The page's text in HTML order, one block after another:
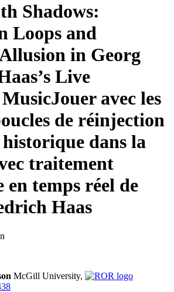
Shadows:
Loops and
in Georg
Live
Jouer avec les
de réinjection
dans la
traitement
temps réel de
Haas
McGill University,